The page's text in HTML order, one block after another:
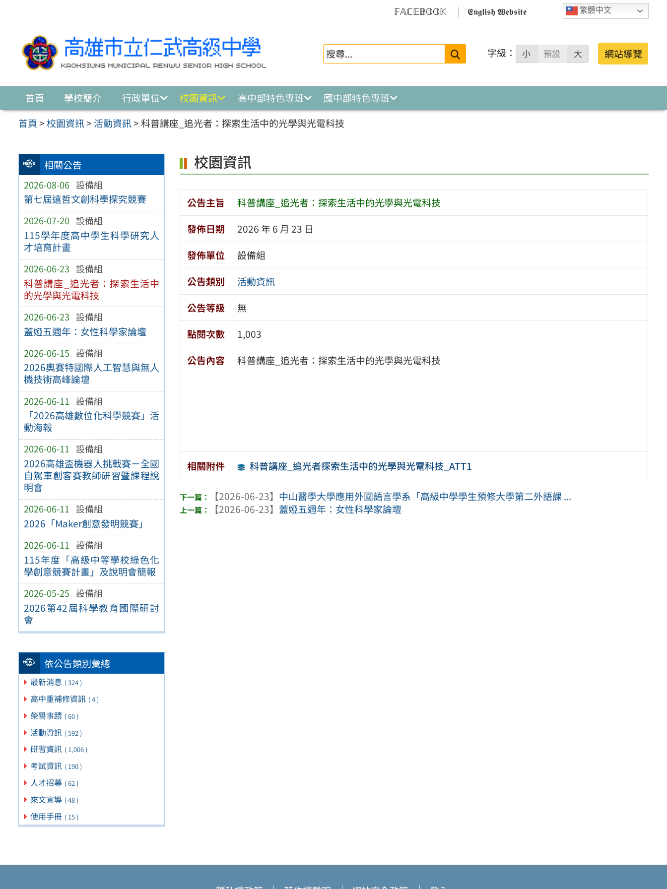
繁體中文
𝔽𝔸ℂ𝔼𝔹𝕆𝕆𝕂 𝕰𝖓𝖌𝖑𝖎𝖘𝖍 𝖂𝖊𝖇𝖘𝖎𝖙𝖊
搜
字級： 小 預設 大 網站導覽
首頁 學校簡介 行政單位 校園資訊 高中部特色專班
國中部特色專班
首頁>校園資訊> 活動資訊>科普講座_追光者：探索生活中的光學與光電科技
相關公告
2026-08-06 設備組
第七屆遠哲文創科學探究競賽
2026-07-20 設備組
115學年度高中學生科學研究人
才培育計畫
2026-06-23 設備組
科普講座_追光者：探索生活中
的光學與光電科技
2026-06-23 設備組
蓋婭五週年：女性科學家論壇
2026-06-15 設備組
2026奧賽特國際人工智慧與無人
機技術高峰論壇
2026-06-11 設備組
「2026高雄數位化科學競賽」活
動海報
2026-06-11 設備組
2026高雄盃機器人挑戰賽－全國
自駕車創客賽教師研習暨課程說
明會
2026-06-11 設備組
2026「Maker創意發明競賽」
2026-06-11 設備組
115年度「高級中等學校綠色化
學創意競賽計畫」及說明會簡報
2026-05-25 設備組
2026第42屆科學教育國際研討
會
依公告類別彙總
最新消息 ( 324 )
高中重補修資訊 ( 4 )
榮譽事蹟 ( 60 )
活動資訊 ( 592 )
研習資訊 ( 1,006 )
考試資訊 ( 190 )
人才招募 ( 62 )
來文宣導 ( 48 )
使用手冊 ( 15 )
校園資訊
公告主旨
科普講座_追光者：探索生活中的光學與光電科技
發佈日期
2026 年 6 月 23 日
發佈單位
設備組
公告類別
活動資訊
公告等級
無
點閱次數
1,003
公告內容
科普講座_追光者：探索生活中的光學與光電科技
相關附件 科普講座_追光者探索生活中的光學與光電科技_ATT1
【2026-06-23】 中山醫學大學應用外國語言學系「高級中學學生預修大學第二外語課 ...
【2026-06-23】 蓋婭五週年：女性科學家論壇